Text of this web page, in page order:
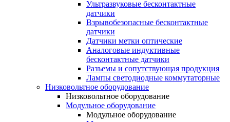
Ультразвуковые бесконтактные
датчики
Взрывобезопасные бесконтактные
датчики
Датчики метки оптические
Аналоговые индуктивные
бесконтактные датчики
Разъемы и сопутствующая продукция
Лампы светодиодные коммутаторные
Низковольтное оборудование
Низковольтное оборудование
Модульное оборудование
Модульное оборудование